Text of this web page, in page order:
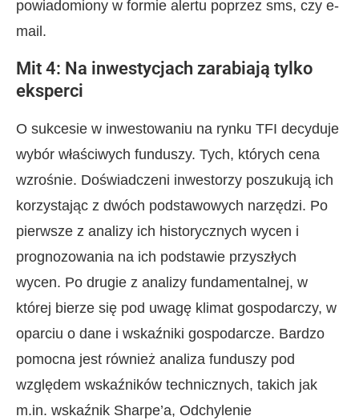
powiadomiony w formie alertu poprzez sms, czy e-
mail.
Mit 4: Na inwestycjach zarabiają tylko
eksperci
O sukcesie w inwestowaniu na rynku TFI decyduje
wybór właściwych funduszy. Tych, których cena
wzrośnie. Doświadczeni inwestorzy poszukują ich
korzystając z dwóch podstawowych narzędzi. Po
pierwsze z analizy ich historycznych wycen i
prognozowania na ich podstawie przyszłych
wycen. Po drugie z analizy fundamentalnej, w
której bierze się pod uwagę klimat gospodarczy, w
oparciu o dane i wskaźniki gospodarcze. Bardzo
pomocna jest również analiza funduszy pod
względem wskaźników technicznych, takich jak
m.in. wskaźnik Sharpe’a, Odchylenie